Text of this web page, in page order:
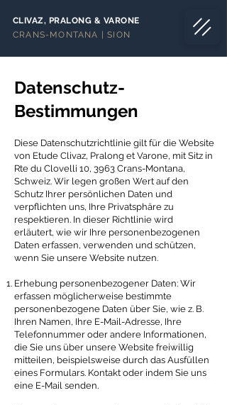
CLIVAZ, PRALONG & VARONE
CRANS-MONTANA | SION
Datenschutz-
Bestimmungen
Diese Datenschutzrichtlinie gilt für die Website
von Etude Clivaz, Pralong et Varone, mit Sitz in
Rte du Clovelli 10, 3963 Crans-Montana,
Schweiz. Wir legen großen Wert auf den
Schutz Ihrer persönlichen Daten und
verpflichten uns, Ihre Privatsphäre zu
respektieren. In dieser Richtlinie wird
erläutert, wie wir Ihre personenbezogenen
Daten erfassen, verwenden und schützen,
wenn Sie unsere Website nutzen.
Erhebung personenbezogener Daten: Wir
erfassen möglicherweise bestimmte
personenbezogene Daten über Sie, wie z. B.
Ihren Namen, Ihre E-Mail-Adresse, Ihre
Telefonnummer oder andere Informationen,
die Sie uns über unsere Website freiwillig
mitteilen, beispielsweise durch das Ausfüllen
eines Formulars. Kontakt oder indem Sie uns
eine E-Mail senden.